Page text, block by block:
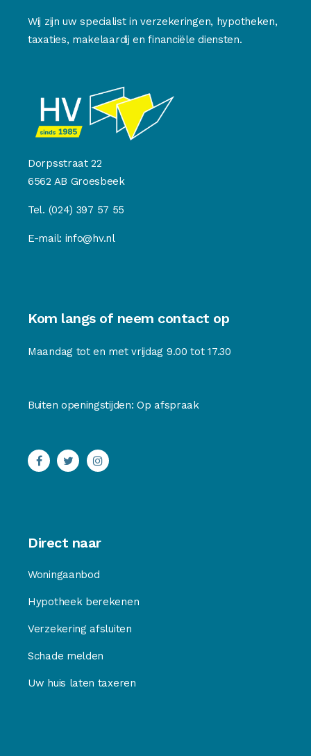
Wij zijn uw specialist in verzekeringen, hypotheken,
taxaties, makelaardij en financiële diensten.
Dorpsstraat 22
6562 AB Groesbeek
Tel. (024) 397 57 55
E-mail: info@hv.nl
Kom langs of neem contact op
Maandag tot en met vrijdag 9.00 tot 17.30
Buiten openingstijden: Op afspraak
Direct naar
Woningaanbod
Hypotheek berekenen
Verzekering afsluiten
Schade melden
Uw huis laten taxeren